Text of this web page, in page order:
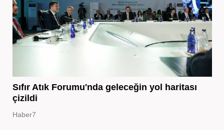
Sıfır Atık Forumu'nda geleceğin yol haritası
çizildi
Haber7